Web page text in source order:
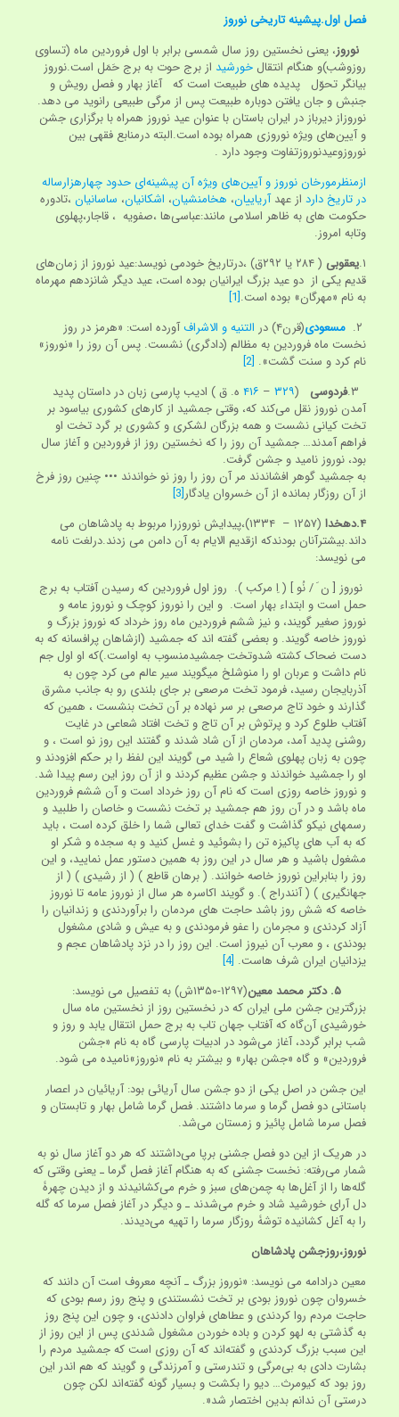
فصل اول.پیشینه تاریخی نوروز
نوروز، یعنی نخستین روز سال شمسی برابر با اول فروردین ماه (تساوی
روزوشب)و هنگام انتقال خورشید از برج حوت به برج حَمَل است.نوروز
بیانگر تحوّل پدیده‌ های طبیعت است که آغاز بهار و فصل رویش و
جنبش و جان یافتن دوباره طبیعت پس از مرگی طبیعی رانوید می دهد.
نوروزاز دیرباز در ایران باستان با عنوان عید نوروز همراه با برگزاری جشن
و آیین‌های ویژه نوروزی همراه بوده است.البته درمنابع فقهی بین
نوروزوعیدنوروزتفاوت وجود دارد .
ازمنظرمورخان نوروز و آیین‌های ویژه آن پیشینه‌ای حدود چهارهزارساله
در تاریخ دارد از عهدآریاییان، هخامنشیان، اشکانیان، ساسانیان،تادوره
حکومت های به ظاهر اسلامی مانند:عباسی‌ها ،صفویه ، قاجار،پهلوی
وتابه امروز.
۱.یعقوبی
( ۲۸۴ یا ۲۹۲ق) ،درتاریخ خودمی نویسد:عید نوروز از زمان‌های
قدیم یکی از دو عید بزرگ ایرانیان بوده است، عید دیگر شانزدهم مهرماه
به نام «مهرگان» بوده است.[1]
مسعودی(قرن۴) در التنیه و الاشرافآورده است: «هرمز در روز
نخست ماه فروردین به مظالم (دادگری) نشست. پس آن روز را «نوروز»
نام کرد و سنت گشت». [2]
فردوسی (۳۲۹– ۴۱۶ه. ق ) ادیب پارسی زبان در داستان پدید
آمدن نوروز نقل می‌کند که، وقتی جمشید از کارهای کشوری بیاسود بر
تخت کیانی نشست و همه بزرگان لشکری و کشوری بر گرد تخت او
فراهم آمدند… جمشید آن روز را که نخستین روز از فروردین و آغاز سال
بود، نوروز نامید و جشن گرفت.
به جمشید گوهر افشاندند مر آن روز را روز نو خواندند ••• چنین روز فرخ
از آن روزگار بمانده از آن خسروان یادگار[3]
۴.دهخدا
(۱۲۵۷ – ۱۳۳۴)،پیدایش نوروزرا مربوط به پادشاهان می
داند.بیشترآنان بودندکه ازقدیم الایام به آن دامن می زدند.درلغت نامه
می نویسد:
نوروز [ ن َ / نُو ] ( اِ مرکب ). روز اول فروردین که رسیدن آفتاب به برج
حمل است و ابتداء بهار است. و این را نوروز کوچک و نوروز عامه و
نوروز صغیر گویند، و نیز ششم فروردین ماه روز خرداد که نوروز بزرگ و
نوروز خاصه گویند. و بعضی گفته اند که جمشید (ازشاهان پرافسانه که به
دست ضحاک کشته شدوتخت جمشیدمنسوب به اواست.)که او اول جم
نام داشت و عربان او را منوشلخ میگویند سیر عالم می کرد چون به
آذربایجان رسید، فرمود تخت مرصعی بر جای بلندی رو به جانب مشرق
گذارند و خود تاج مرصعی بر سر نهاده بر آن تخت بنشست ، همین که
آفتاب طلوع کرد و پرتوش بر آن تاج و تخت افتاد شعاعی در غایت
روشنی پدید آمد، مردمان از آن شاد شدند و گفتند این روز نو است ، و
چون به زبان پهلوی شعاع را شید می گویند این لفظ را بر حکم افزودند و
او را جمشید خواندند و جشن عظیم کردند و از آن روز این رسم پیدا شد.
و نوروز خاصه روزی است که نام آن روز خرداد است و آن ششم فروردین
ماه باشد و در آن روز هم جمشید بر تخت نشست و خاصان را طلبید و
رسمهای نیکو گذاشت و گفت خدای تعالی شما را خلق کرده است ، باید
که به آب های پاکیزه تن را بشوئید و غسل کنید و به سجده و شکر او
مشغول باشید و هر سال در این روز به همین دستور عمل نمایید، و این
روز را بنابراین نوروز خاصه خوانند. ( برهان قاطع ) ( از رشیدی ) ( از
جهانگیری ) ( آنندراج ). و گویند اکاسره هر سال از نوروز عامه تا نوروز
خاصه که شش روز باشد حاجت های مردمان را برآوردندی و زندانیان را
آزاد کردندی و مجرمان را عفو فرمودندی و به عیش و شادی مشغول
بودندی ، و معرب آن نیروز است. این روز را در نزد پادشاهان عجم و
یزدانیان ایران شرف هاست. [4]
۵. دکتر محمد معین
(۱۲۹۷-۱۳۵۰ش) به تفصیل می نویسد:
بزرگترین جشن ملی ایران که در نخستین روز از نخستین ماه سال
خورشیدی آن‌گاه که آفتاب جهان تاب به برج حمل انتقال یابد و روز و
شب برابر گردد، آغاز می‌شود در ادبیات پارسی گاه به نام «جشن
فروردین» و گاه «جشن بهار» و بیشتر به نام «نوروز»نامیده می شود.
این جشن در اصل یکی از دو جشن سال آریائی بود: آریائیان در اعصار
باستانی دو فصل گرما و سرما داشتند. فصل گرما شامل بهار و تابستان و
فصل سرما شامل پائیز و زمستان می‌شد.
در هریک از این دو فصل جشنی برپا می‌داشتند که هر دو آغاز سال نو به
شمار می‌رفته: نخست جشنی که به هنگام آغاز فصل گرما ـ یعنی وقتی که
گله‌ها را از آغل‌ها به چمن‌های سبز و خرم می‌کشانیدند و از دیدن چهرۀ
دل آرای خورشید شاد و خرم می‌شدند ـ و دیگر در آغاز فصل سرما که گله
را به آغل کشانیده توشۀ روزگار سرما را تهیه می‌دیدند.
نوروز،روزجشن پادشاهان
معین درادامه می نویسد: «نوروز بزرگ ـ آنچه معروف است آن دانند که
خسروان چون نوروز بودی بر تخت نشستندی و پنج روز رسم بودی که
حاجت مردم روا کردندی و عطاهای فراوان دادندی، و چون این پنج روز
به گذشتی به لهو کردن و باده خوردن مشغول شدندی پس از این روز از
این سبب بزرگ کردندی و گفته‌اند که آن روزی است که جمشید مردم را
بشارت دادی به بی‌مرگی و تندرستی و آمرزندگی و گویند که هم اندر این
روز بود که کیومرث… دیو را بکشت و بسیار گونه گفته‌اند لکن چون
درستی آن ندانم بدین اختصار شد«.